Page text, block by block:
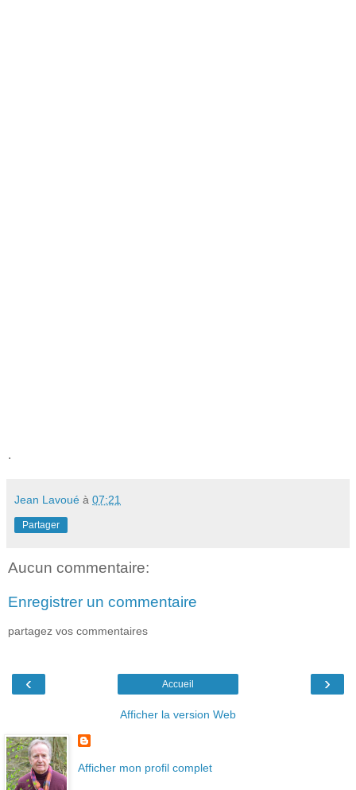
.
Jean Lavoué à 07:21
Partager
Aucun commentaire:
Enregistrer un commentaire
partagez vos commentaires
‹ ›
Accueil
Afficher la version Web
Afficher mon profil complet